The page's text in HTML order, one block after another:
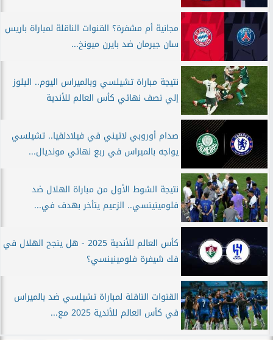
مجانية أم مشفرة؟ القنوات الناقلة لمباراة باريس
سان جيرمان ضد بايرن ميونخ...
نتيجة مباراة تشيلسي وبالميراس اليوم.. البلوز
إلي نصف نهائي كأس العالم للأندية
صدام أوروبي لاتيني في فيلادلفيا.. تشيلسي
يواجه بالميراس في ربع نهائي مونديال...
نتيجة الشوط الأول من مباراة الهلال ضد
فلومينينسي.. الزعيم يتأخر بهدف في...
كأس العالم للأندية 2025 - هل ينجح الهلال في
فك شيفرة فلومينينسي؟
القنوات الناقلة لمباراة تشيلسي ضد بالميراس
في كأس العالم للأندية 2025 مع...